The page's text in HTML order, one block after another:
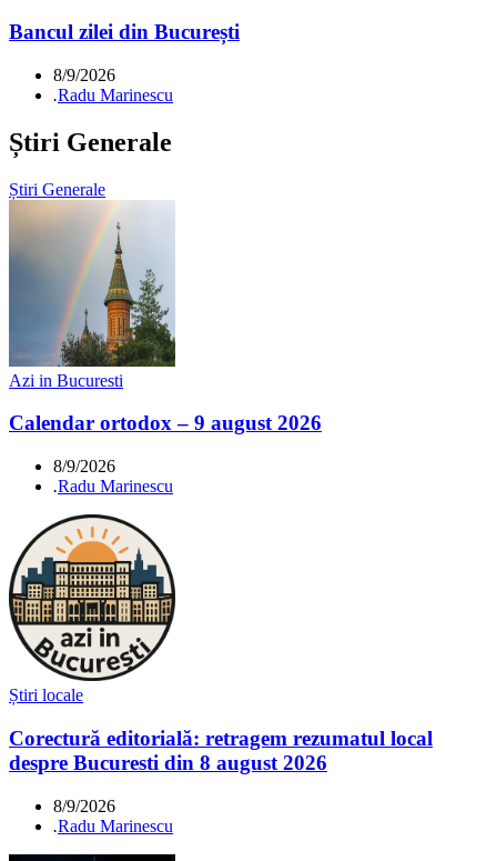
Bancul zilei din București
8/9/2026
.Radu Marinescu
Știri Generale
Știri Generale
Azi in Bucuresti
Calendar ortodox – 9 august 2026
8/9/2026
.Radu Marinescu
Știri locale
Corectură editorială: retragem rezumatul local
despre Bucuresti din 8 august 2026
8/9/2026
.Radu Marinescu